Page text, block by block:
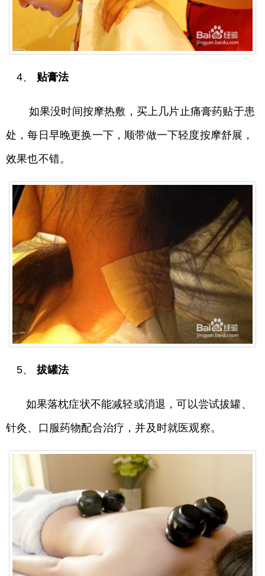
4、 贴膏法
如果没时间按摩热敷，买上几片止痛膏药贴于患
处，每日早晚更换一下，顺带做一下轻度按摩舒展，
效果也不错。
5、 拔罐法
如果落枕症状不能减轻或消退，可以尝试拔罐、
针灸、口服药物配合治疗，并及时就医观察。